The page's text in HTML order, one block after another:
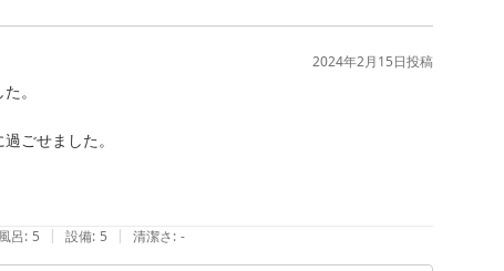
2024年2月15日投稿
。
ごせました。
呂: 5 | 設備: 5 | 清潔さ: -